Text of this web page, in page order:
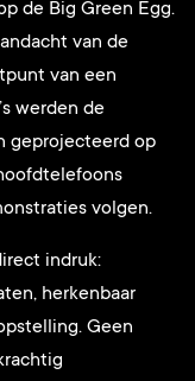
de Big Green Egg.
van de
van een
werden de
geprojecteerd op
volgen.
indruk:
herkenbaar
Geen